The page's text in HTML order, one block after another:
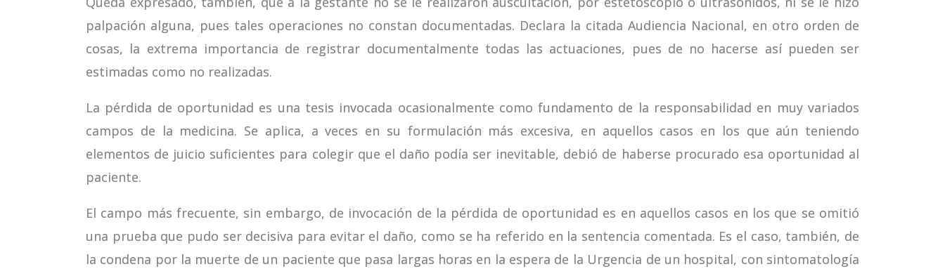
palpación alguna, pues tales operaciones no constan documentadas. Declara la citada Audiencia Nacional, en otro orden de
cosas, la extrema importancia de registrar documentalmente todas las actuaciones, pues de no hacerse así pueden ser
estimadas como no realizadas.
La pérdida de oportunidad es una tesis invocada ocasionalmente como fundamento de la responsabilidad en muy variados
campos de la medicina. Se aplica, a veces en su formulación más excesiva, en aquellos casos en los que aún teniendo
elementos de juicio suficientes para colegir que el daño podía ser inevitable, debió de haberse procurado esa oportunidad al
paciente.
El campo más frecuente, sin embargo, de invocación de la pérdida de oportunidad es en aquellos casos en los que se omitió
una prueba que pudo ser decisiva para evitar el daño, como se ha referido en la sentencia comentada. Es el caso, también, de
la condena por la muerte de un paciente que pasa largas horas en la espera de la Urgencia de un hospital, con sintomatología